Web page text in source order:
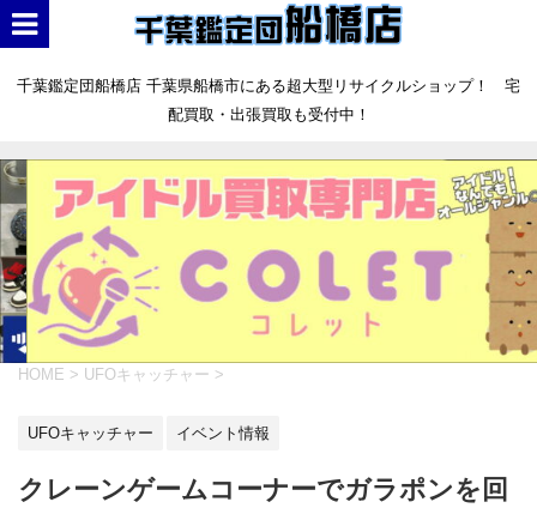
千葉鑑定団船橋店 千葉県船橋市にある超大型リサイクルショップ！ 宅
配買取・出張買取も受付中！
HOME > UFOキャッチャー >
UFOキャッチャー イベント情報
クレーンゲームコーナーでガラポンを回